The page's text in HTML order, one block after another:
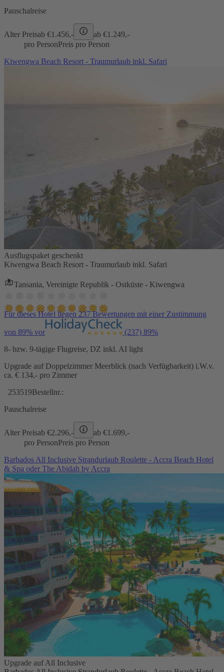
Pauschalreise
Alter Preisab €1.456,- ab €1.249,-
pro PersonPreis pro Person
Kiwengwa Beach Resort - Traumurlaub inkl. Safari
Ausflugspaket geschenkt
Kiwengwa Beach Resort - Traumurlaub inkl. Safari
Tansania, Vereinigte Republik - Ostküste - Kiwengwa
Für dieses Hotel liegen 237 Bewertungen mit einer Zustimmung
von 89% vor (237) 89%
8- bzw. 9-tägige Flugreise, DZ inkl. AI light
Upgrade auf Doppelzimmer Meerblick (nach Verfügbarkeit) i.W.v.
ca. € 134,- pro Zimmer
253519Bestellnr.:
Pauschalreise
Alter Preisab €2.296,- ab €1.699,-
pro PersonPreis pro Person
Barbados All Inclusive Strandurlaub Roulette - Accra Beach Hotel
& Spa oder The Abidah by Accra
Upgrade auf All Inclusive